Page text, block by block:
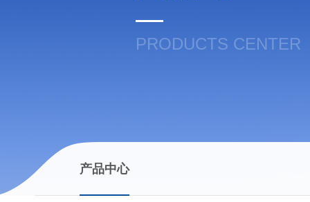
PRODUCTS CENTER
产品中心